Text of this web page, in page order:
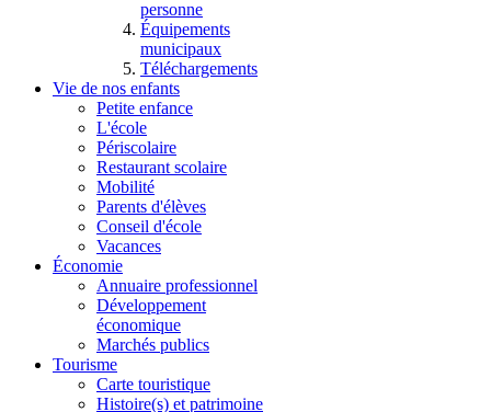
personne
Équipements
municipaux
Téléchargements
Vie de nos enfants
Petite enfance
L'école
Périscolaire
Restaurant scolaire
Mobilité
Parents d'élèves
Conseil d'école
Vacances
Économie
Annuaire professionnel
Développement
économique
Marchés publics
Tourisme
Carte touristique
Histoire(s) et patrimoine